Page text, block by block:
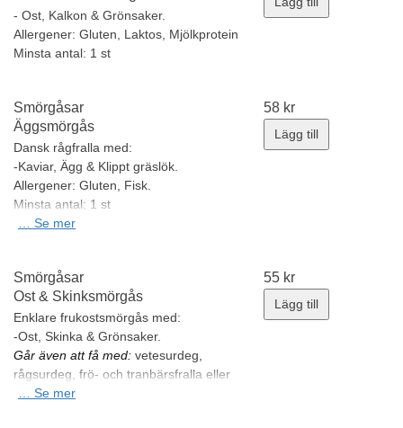
- Ost, Kalkon & Grönsaker.
Allergener: Gluten, Laktos, Mjölkprotein
Minsta antal: 1 st
Smörgåsar
Äggsmörgås
Dansk rågfralla med:
-Kaviar, Ägg & Klippt gräslök.
Allergener: Gluten, Fisk.
Minsta antal: 1 st
Se mer
58 kr
Lägg till
Smörgåsar
Ost & Skinksmörgås
Enklare frukostsmörgås med:
-Ost, Skinka & Grönsaker.
Går även att få med: vetesurdeg,
rågsurdeg, frö- och tranbärsfralla eller
russinfralla.
Se mer
55 kr
Lägg till